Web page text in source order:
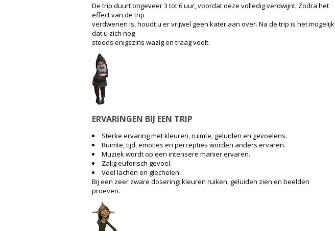
De trip duurt ongeveer 3 tot 6 uur, voordat deze volledig verdwijnt. Zodra het
effect van de trip
verdwenen is, houdt u er vrijwel geen kater aan over. Na de trip is het mogelijk
dat u zich nog
steeds enigszins wazig en traag voelt.
ERVARINGEN BIJ EEN TRIP
Sterke ervaring met kleuren, ruimte, geluiden en gevoelens.
Ruimte, tijd, emoties en percepties worden anders ervaren.
Muziek wordt op een intensere manier ervaren.
Zalig euforisch gevoel.
Veel lachen en giechelen.
Bij een zeer zware dosering: kleuren ruiken, geluiden zien en beelden
proeven.